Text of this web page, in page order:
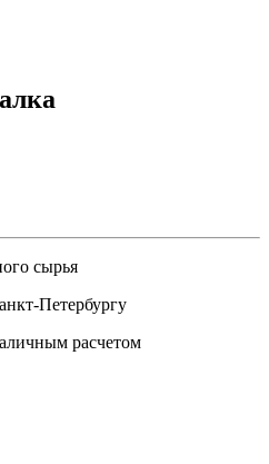
сырья
Петербургу
расчетом